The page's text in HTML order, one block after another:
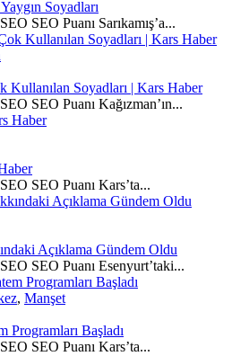
Soyadları
SEO Puanı Sarıkamış’a...
Kullanılan Soyadları | Kars Haber
SEO Puanı Kağızman’ın...
SEO Puanı Kars’ta...
Açıklama Gündem Oldu
SEO Puanı Esenyurt’taki...
, Manşet
Programları Başladı
SEO Puanı Kars’ta...